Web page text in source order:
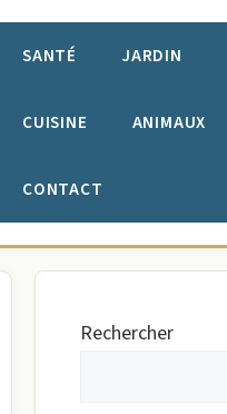
SANTÉ JARDIN
CUISINE ANIMAUX
CONTACT
Rechercher